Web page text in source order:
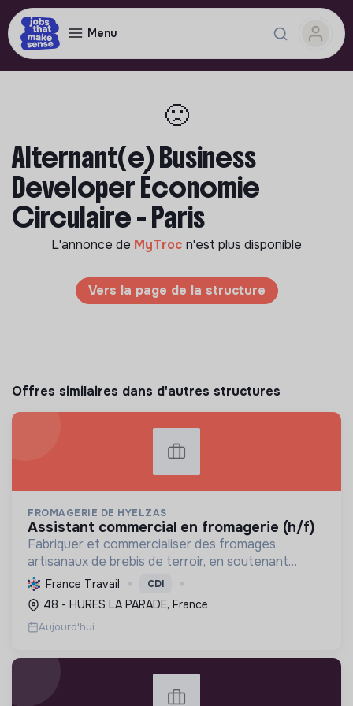
Menu
🙁
Alternant(e) Business
Developer Économie
Circulaire - Paris
L'annonce de MyTroc n'est plus disponible
Vers la page de la structure
Offres similaires dans d'autres structures
FROMAGERIE DE HYELZAS
assistant commercial en fromagerie (h/f)
Fabriquer et commercialiser des fromages
artisanaux de brebis de terroir, en soutenant
l'agriculture locale et biologique, et en promouvant
un modèle économique et social équitable.
France Travail CDI
48 - HURES LA PARADE, France
Aujourd'hui